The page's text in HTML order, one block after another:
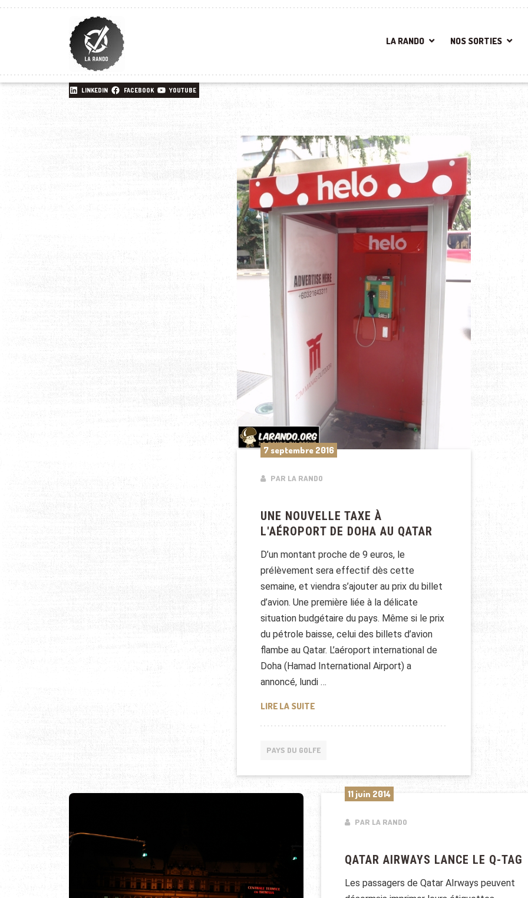
LA RANDO NOS SORTIES
LINKEDIN FACEBOOK YOUTUBE
7 septembre 2016
PAR LA RANDO
UNE NOUVELLE TAXE À
L'AÉROPORT DE DOHA AU QATAR
D’un montant proche de 9 euros, le
prélèvement sera effectif dès cette
semaine, et viendra s’ajouter au prix du billet
d’avion. Une première liée à la délicate
situation budgétaire du pays. Même si le prix
du pétrole baisse, celui des billets d’avion
flambe au Qatar. L’aéroport international de
Doha (Hamad International Airport) a
annoncé, lundi …
LIRE LA SUITEUNE NOUVELLE TAXE À L'AÉROPORT DE DOHA AU QATAR
PAYS DU GOLFE
11 juin 2014
PAR LA RANDO
QATAR AIRWAYS LANCE LE Q-TAG
Les passagers de Qatar AIrways peuvent